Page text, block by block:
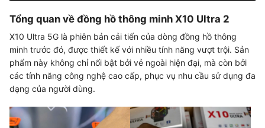
👍Có thanh đa nhiệm, cảm ứng đa điểm siêu mượt
👍Đồng hồ báo thức, Xem thời tiết, Hỗ trợ trình phát nhạc, Hỗ
trợ giao diện người dùng chia màn hình, Hỗ trợ Alipay, Có
tiếng việt…
👍Sạc không dây, Mặt lưng có chốt bấm thay dây thật, Mặt
lưng có 4 ốc vít thật
Tổng quan về đồng hồ thông minh X10 Ultra 2
X10 Ultra 5G là phiên bản cải tiến của dòng đồng hồ thông
minh trước đó, được thiết kế với nhiều tính năng vượt trội. Sản
phẩm này không chỉ nổi bật bởi vẻ ngoài hiện đại, mà còn bởi
các tính năng công nghệ cao cấp, phục vụ nhu cầu sử dụng đa
dạng của người dùng.